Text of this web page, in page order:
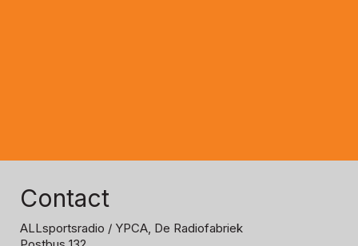
Contact
ALLsportsradio / YPCA, De Radiofabriek